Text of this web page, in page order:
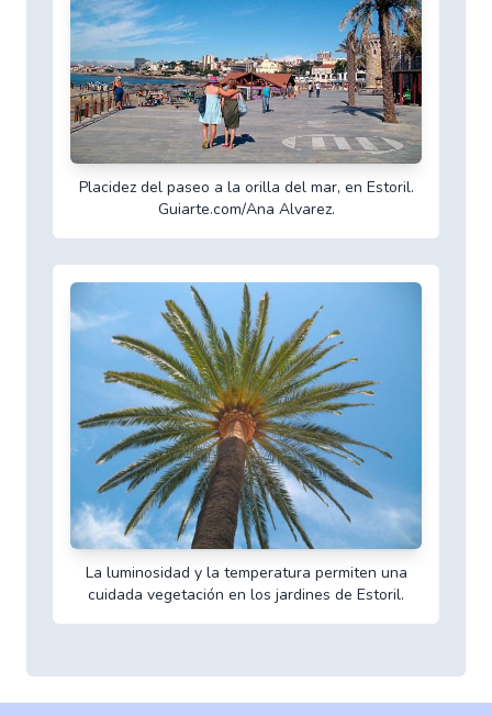
Placidez del paseo a la orilla del mar, en Estoril.
Guiarte.com/Ana Alvarez.
La luminosidad y la temperatura permiten una
cuidada vegetación en los jardines de Estoril.